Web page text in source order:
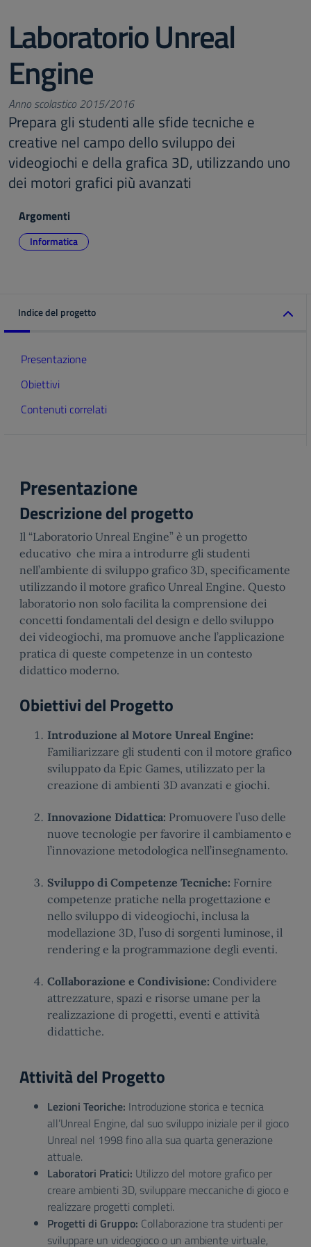
Laboratorio Unreal
Engine
Anno scolastico 2015/2016
Prepara gli studenti alle sfide tecniche e
creative nel campo dello sviluppo dei
videogiochi e della grafica 3D, utilizzando uno
dei motori grafici più avanzati
Argomenti
Informatica
Indice del progetto
Presentazione
Obiettivi
Contenuti correlati
Presentazione
Descrizione del progetto
Il “Laboratorio Unreal Engine” è un progetto
educativo che mira a introdurre gli studenti
nell’ambiente di sviluppo grafico 3D, specificamente
utilizzando il motore grafico Unreal Engine. Questo
laboratorio non solo facilita la comprensione dei
concetti fondamentali del design e dello sviluppo
dei videogiochi, ma promuove anche l’applicazione
pratica di queste competenze in un contesto
didattico moderno.
Obiettivi del Progetto
Introduzione al Motore Unreal Engine:
Familiarizzare gli studenti con il motore grafico
sviluppato da Epic Games, utilizzato per la
creazione di ambienti 3D avanzati e giochi.
Innovazione Didattica: Promuovere l’uso delle
nuove tecnologie per favorire il cambiamento e
l’innovazione metodologica nell’insegnamento.
Sviluppo di Competenze Tecniche: Fornire
competenze pratiche nella progettazione e
nello sviluppo di videogiochi, inclusa la
modellazione 3D, l’uso di sorgenti luminose, il
rendering e la programmazione degli eventi.
Collaborazione e Condivisione: Condividere
attrezzature, spazi e risorse umane per la
realizzazione di progetti, eventi e attività
didattiche.
Attività del Progetto
Lezioni Teoriche: Introduzione storica e tecnica
all’Unreal Engine, dal suo sviluppo iniziale per il gioco
Unreal nel 1998 fino alla sua quarta generazione
attuale.
Laboratori Pratici: Utilizzo del motore grafico per
creare ambienti 3D, sviluppare meccaniche di gioco e
realizzare progetti completi.
Progetti di Gruppo: Collaborazione tra studenti per
sviluppare un videogioco o un ambiente virtuale,